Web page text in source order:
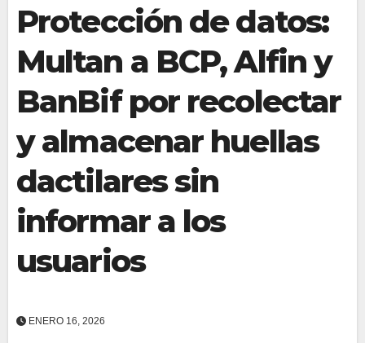
Protección de datos:
Multan a BCP, Alfin y
BanBif por recolectar
y almacenar huellas
dactilares sin
informar a los
usuarios
ENERO 16, 2026